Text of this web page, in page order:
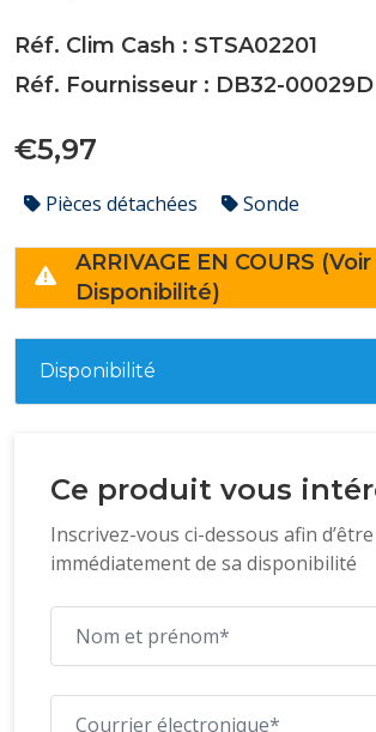
Réf. Clim Cash : STSA02201
Réf. Fournisseur : DB32-00029D
€5,97
Pièces détachées Sonde
ARRIVAGE EN COURS
Disponibilité)
Disponibilité
Ce produit vous
Inscrivez-vous ci-dessous afin
immédiatement de sa disponibilité